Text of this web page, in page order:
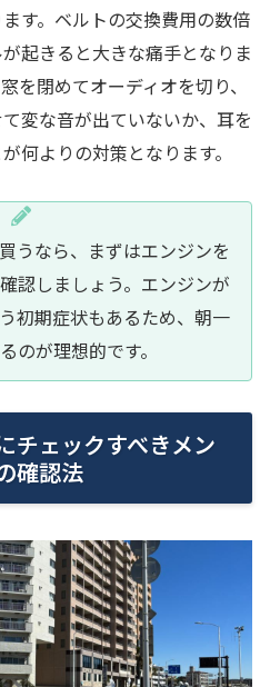
す。ベルトの交換費用の数倍
起きると大きな痛手となりま
を閉めてオーディオを切り、
変な音が出ていないか、耳を
何よりの対策となります。
うなら、まずはエンジンを
認しましょう。エンジンが
初期症状もあるため、朝一
のが理想的です。
チェックすべきメン
確認法